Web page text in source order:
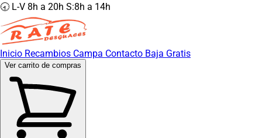
🕣 L-V 8h a 20h S:8h a 14h
Inicio Recambios Campa Contacto Baja Gratis
Ver carrito de compras